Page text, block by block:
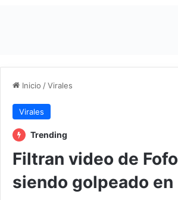
Inicio /Virales
Virales
Trending
Filtran video de
siendo golpeado